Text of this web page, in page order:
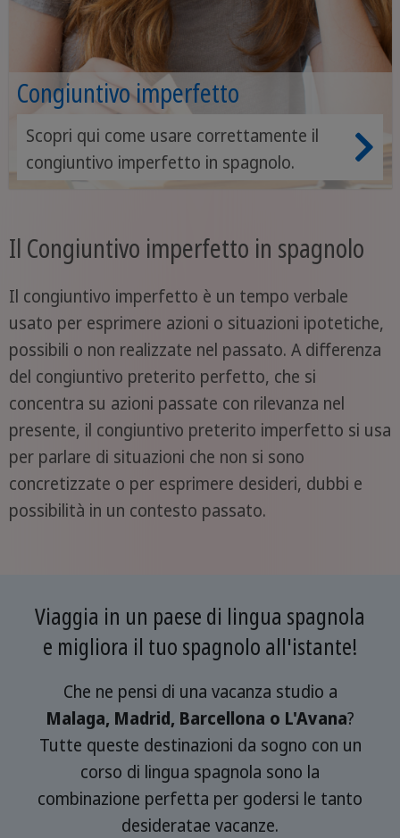
Congiuntivo imperfetto
Scopri qui come usare correttamente il
congiuntivo imperfetto in spagnolo.
Il Congiuntivo imperfetto in spagnolo
Il congiuntivo imperfetto è un tempo verbale
usato per esprimere azioni o situazioni ipotetiche,
possibili o non realizzate nel passato. A differenza
del congiuntivo preterito perfetto, che si
concentra su azioni passate con rilevanza nel
presente, il congiuntivo preterito imperfetto si usa
per parlare di situazioni che non si sono
concretizzate o per esprimere desideri, dubbi e
possibilità in un contesto passato.
Viaggia in un paese di lingua spagnola
e migliora il tuo spagnolo all'istante!
Che ne pensi di una vacanza studio a
Malaga, Madrid, Barcellona o L'Avana?
Tutte queste destinazioni da sogno con un
corso di lingua spagnola sono la
combinazione perfetta per godersi le tanto
desideratae vacanze.